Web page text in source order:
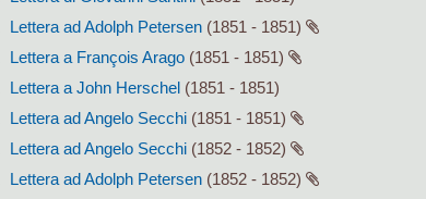
Lettera ad Adolph Petersen (1851 - 1851)
Lettera a François Arago (1851 - 1851)
Lettera a John Herschel (1851 - 1851)
Lettera ad Angelo Secchi (1851 - 1851)
Lettera ad Angelo Secchi (1852 - 1852)
Lettera ad Adolph Petersen (1852 - 1852)